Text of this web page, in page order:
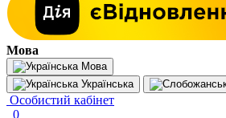
Мова
Мова
Українська
Особистий кабінет
0